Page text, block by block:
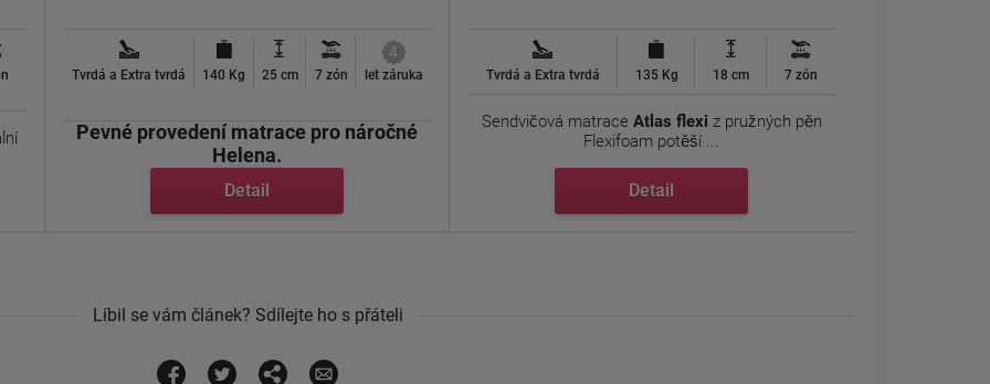
Tvrdá a Extra tvrdá 140 Kg 25 cm 7 zón
4
let záruka
Pevné provedení matrace pro náročné
Helena.
Helena je bytelná ...
Detail
Tvrdá a Extra tvrdá 135 Kg 18 cm 7 zón
Sendvičová matrace Atlas flexi z pružných pěn
Flexifoam potěší ...
Detail
Líbil se vám článek? Sdílejte ho s přáteli